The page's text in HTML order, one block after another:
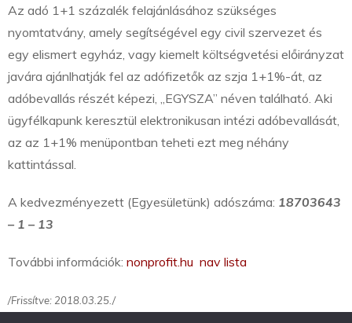
Az adó 1+1 százalék felajánlásához szükséges
nyomtatvány, amely segítségével egy civil szervezet és
egy elismert egyház, vagy kiemelt költségvetési előirányzat
javára ajánlhatják fel az adófizetők az szja 1+1%-át, az
adóbevallás részét képezi, „EGYSZA” néven található. Aki
ügyfélkapunk keresztül elektronikusan intézi adóbevallását,
az az 1+1% menüpontban teheti ezt meg néhány
kattintással.
A kedvezményezett (Egyesületünk) adószáma: 18703643
– 1 – 13
További információk: nonprofit.hu nav lista
/Frissítve: 2018.03.25./